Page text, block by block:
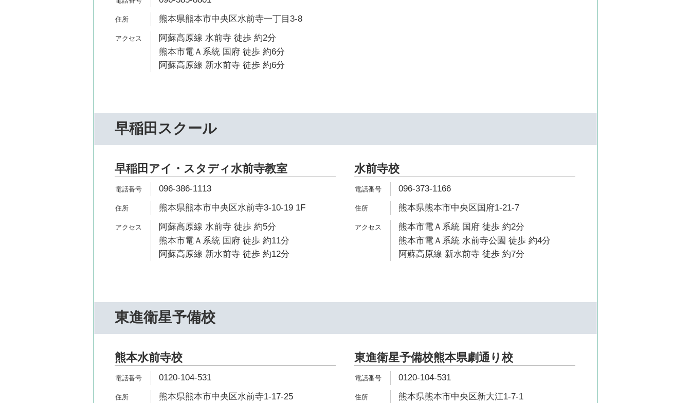
熊本県熊本市中央区水前寺一丁目3-8
阿蘇高原線 水前寺 徒歩 約2分
熊本市電Ａ系統 国府 徒歩 約6分
阿蘇高原線 新水前寺 徒歩 約6分
早稲田スクール
早稲田アイ・スタディ水前寺教室
096-386-1113
熊本県熊本市中央区水前寺3-10-19 1F
阿蘇高原線 水前寺 徒歩 約5分
熊本市電Ａ系統 国府 徒歩 約11分
阿蘇高原線 新水前寺 徒歩 約12分
水前寺校
096-373-1166
熊本県熊本市中央区国府1-21-7
熊本市電Ａ系統 国府 徒歩 約2分
熊本市電Ａ系統 水前寺公園 徒歩 約4分
阿蘇高原線 新水前寺 徒歩 約7分
東進衛星予備校
熊本水前寺校
0120-104-531
熊本県熊本市中央区水前寺1-17-25
東進衛星予備校熊本県劇通り校
0120-104-531
熊本県熊本市中央区新大江1-7-1